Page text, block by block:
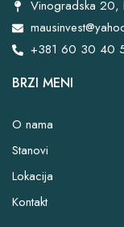
Vinogradska 20,
+381 60 30 40
BRZI MENI
O nama
Stanovi
Lokacija
Kontakt